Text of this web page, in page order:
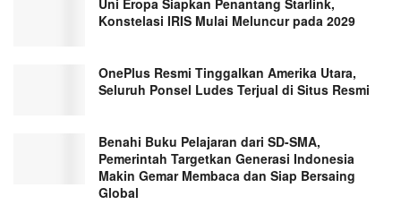
Konstelasi IRIS Mulai Meluncur pada 2029
OnePlus Resmi Tinggalkan Amerika Utara,
Seluruh Ponsel Ludes Terjual di Situs Resmi
Benahi Buku Pelajaran dari SD-SMA,
Pemerintah Targetkan Generasi Indonesia
Makin Gemar Membaca dan Siap Bersaing
Global